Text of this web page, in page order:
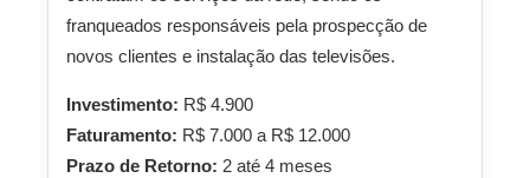
franqueados responsáveis pela prospecção de
novos clientes e instalação das televisões.
Investimento: R$ 4.900
Faturamento: R$ 7.000 a R$ 12.000
Prazo de Retorno: 2 até 4 meses